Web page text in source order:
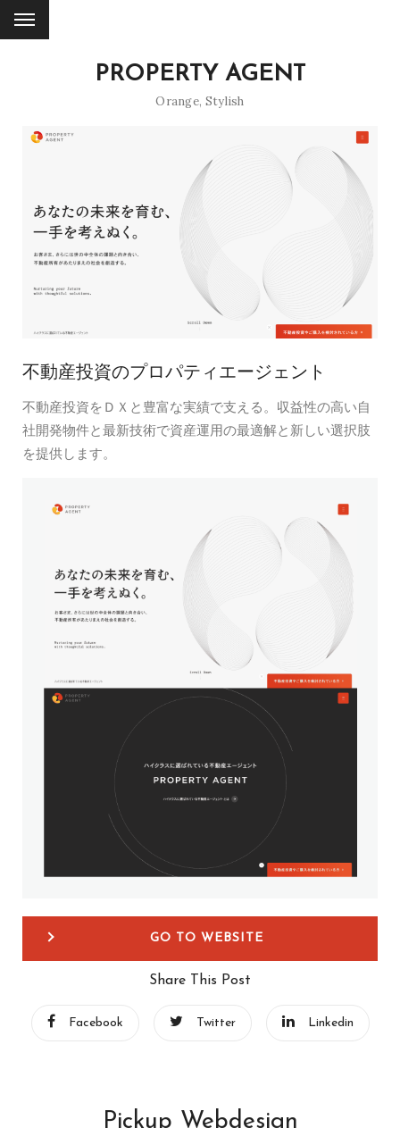
PROPERTY AGENT
Orange, Stylish
不動産投資のプロパティエージェント
不動産投資をＤＸと豊富な実績で支える。収益性の高い自
社開発物件と最新技術で資産運用の最適解と新しい選択肢
を提供します。
GO TO WEBSITE
Share This Post
Facebook Twitter Linkedin
Pickup Webdesign